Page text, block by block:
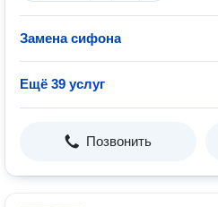
Замена сифона
Ещё 39 услуг
Позвонить